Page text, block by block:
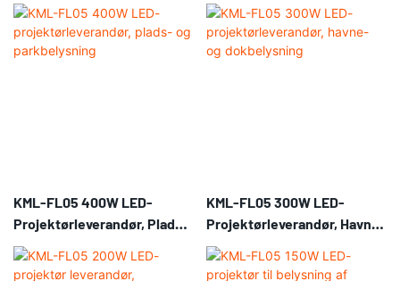
KML-FL05 400W LED-
Projektørleverandør, Plads-
Og Parkbelysning
KML-FL05 300W LED-
Projektørleverandør, Havne-
Og Dokbelysning